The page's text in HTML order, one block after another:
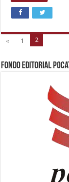
« 1 2
Fondo Editorial